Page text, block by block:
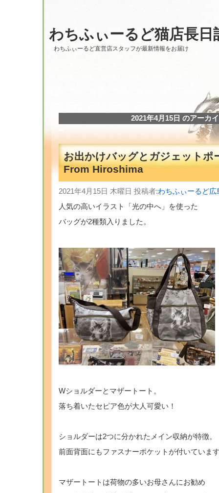
わちふぃーるど猫店長日
わちふぃーるど直営店スタッフが最新情報をお届け
2021年4月15日 のアーカ
お出かけバッグとガジェットポ
From Hiroshima
2021年4月15日 木曜日 投稿者:わちふぃーるど
人気の高いイラスト「光の中へ」を使った
バッグが2種類入りました。
Wショルダーとマザートート。
落ち着いたセピア色が大人可愛い！
ショルダーは2つに分かれたメイン収納が特徴。
前面背面にもファスナーポケットが付いていま
マザートートは荷物の多いお母さんにお勧め